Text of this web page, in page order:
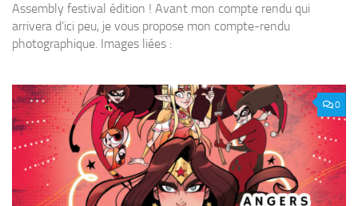
Assembly festival édition ! Avant mon compte rendu qui
arrivera d’ici peu, je vous propose mon compte-rendu
photographique. Images liées :
0